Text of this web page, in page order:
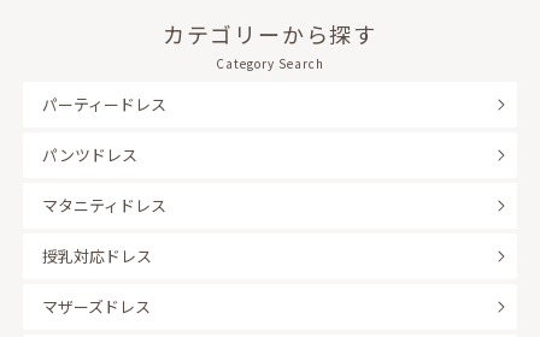
カテゴリーから探す
Category Search
パーティードレス
パンツドレス
マタニティドレス
授乳対応ドレス
マザーズドレス